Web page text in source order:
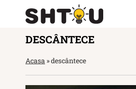
DESCÂNTECE
Acasa »descântece